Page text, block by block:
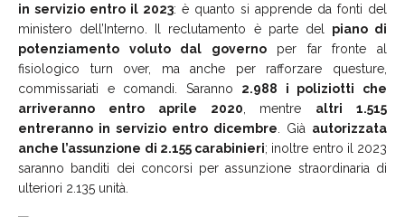
in servizio entro il 2023: è quanto si apprende da fonti del
ministero dell’Interno. Il reclutamento è parte del piano di
potenziamento voluto dal governoper far fronte al
fisiologico turn over, ma anche per rafforzare questure,
commissariati e comandi. Saranno 2.988 i poliziotti che
arriveranno entro aprile 2020 , mentre altri 1.515
entreranno in servizio entro dicembre . Già autorizzata
anche l’assunzione di 2.155 carabinieri; inoltre entro il 2023
saranno banditi dei concorsi per assunzione straordinaria di
ulteriori 2.135 unità.